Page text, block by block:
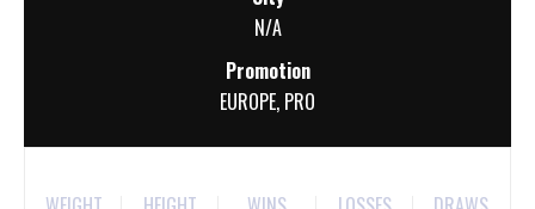
N/A
Promotion
EUROPE, PRO